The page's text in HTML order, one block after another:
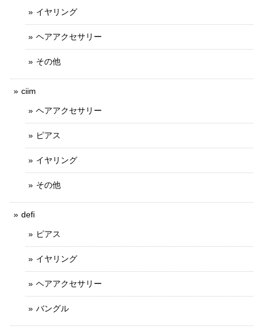
イヤリング
ヘアアクセサリー
その他
ciim
ヘアアクセサリー
ピアス
イヤリング
その他
defi
ピアス
イヤリング
ヘアアクセサリー
バングル